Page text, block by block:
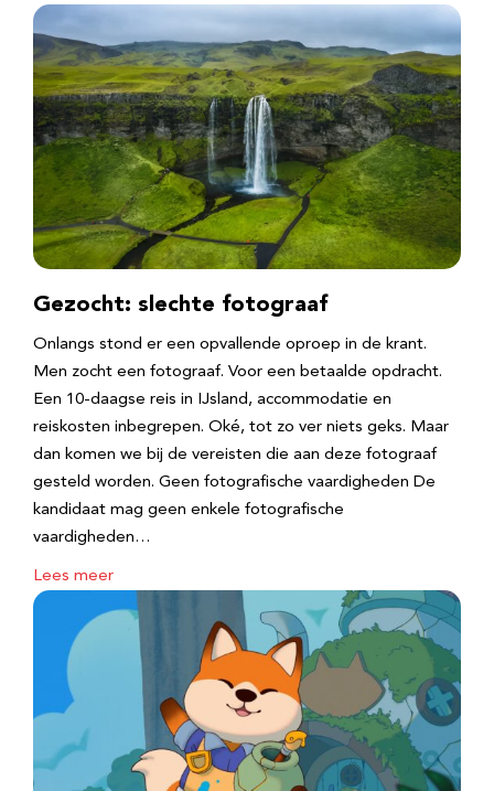
Gezocht: slechte fotograaf
Onlangs stond er een opvallende oproep in de krant.
Men zocht een fotograaf. Voor een betaalde opdracht.
Een 10-daagse reis in IJsland, accommodatie en
reiskosten inbegrepen. Oké, tot zo ver niets geks. Maar
dan komen we bij de vereisten die aan deze fotograaf
gesteld worden. Geen fotografische vaardigheden De
kandidaat mag geen enkele fotografische
vaardigheden…
Lees meer